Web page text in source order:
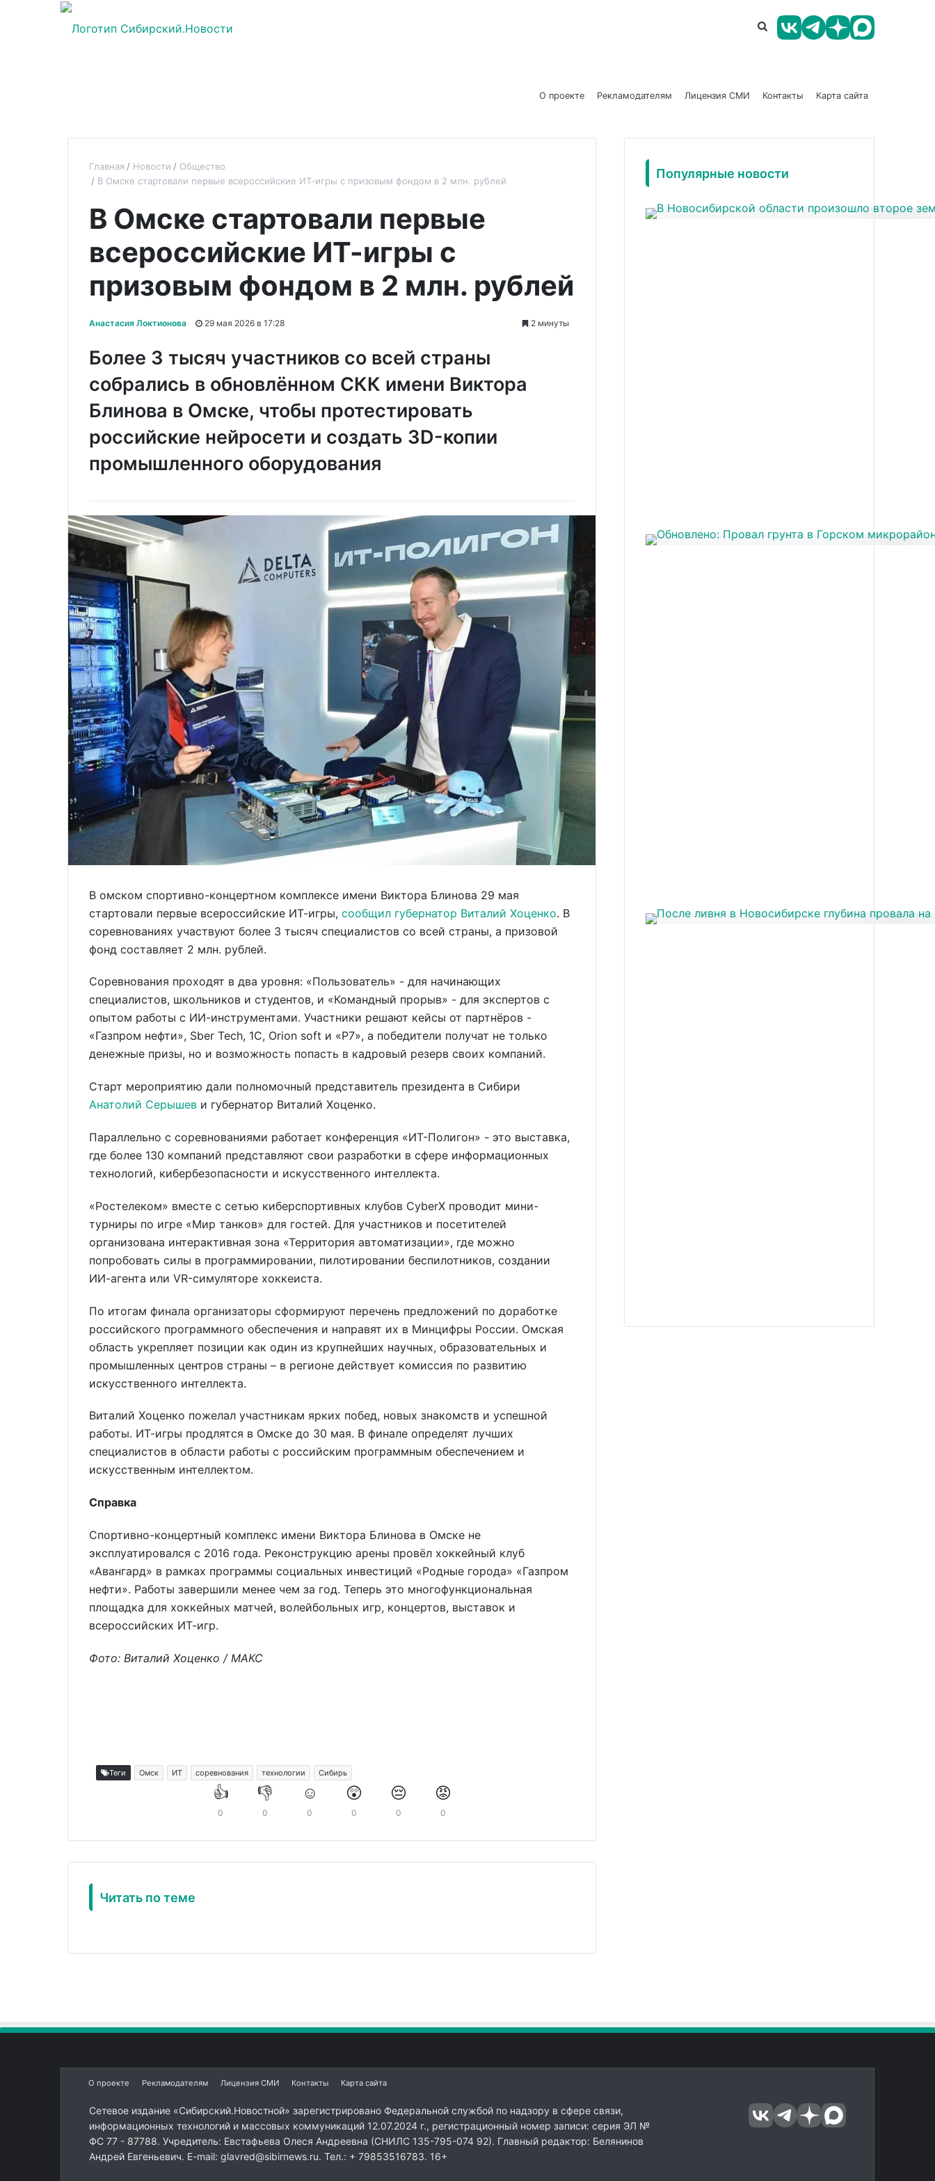
О проекте Рекламодателям Лицензия СМИ Контакты Карта сайта
Главная Новости
Общество
В Омске стартовали первые всероссийские ИТ-игры с призовым фондом в 2 млн. рублей
В Омске стартовали первые
всероссийские ИТ-игры с
призовым фондом в 2 млн. рублей
Анастасия Локтионова 29 мая 2026 в 17:28 2 минуты
Более 3 тысяч участников со всей страны
собрались в обновлённом СКК имени Виктора
Блинова в Омске, чтобы протестировать
российские нейросети и создать 3D-копии
промышленного оборудования
В омском спортивно-концертном комплексе имени Виктора Блинова 29 мая
стартовали первые всероссийские ИТ-игры, сообщил губернатор Виталий Хоценко. В
соревнованиях участвуют более 3 тысяч специалистов со всей страны, а призовой
фонд составляет 2 млн. рублей.
Соревнования проходят в два уровня: «Пользователь» - для начинающих
специалистов, школьников и студентов, и «Командный прорыв» - для экспертов с
опытом работы с ИИ-инструментами. Участники решают кейсы от партнёров -
«Газпром нефти», Sber Tech, 1С, Orion soft и «Р7», а победители получат не только
денежные призы, но и возможность попасть в кадровый резерв своих компаний.
Старт мероприятию дали полномочный представитель президента в Сибири
Анатолий Серышев и губернатор Виталий Хоценко.
Параллельно с соревнованиями работает конференция «ИТ-Полигон» - это выставка,
где более 130 компаний представляют свои разработки в сфере информационных
технологий, кибербезопасности и искусственного интеллекта.
«Ростелеком» вместе с сетью киберспортивных клубов CyberX проводит мини-
турниры по игре «Мир танков» для гостей. Для участников и посетителей
организована интерактивная зона «Территория автоматизации», где можно
попробовать силы в программировании, пилотировании беспилотников, создании
ИИ-агента или VR-симуляторе хоккеиста.
По итогам финала организаторы сформируют перечень предложений по доработке
российского программного обеспечения и направят их в Минцифры России. Омская
область укрепляет позиции как один из крупнейших научных, образовательных и
промышленных центров страны – в регионе действует комиссия по развитию
искусственного интеллекта.
Виталий Хоценко пожелал участникам ярких побед, новых знакомств и успешной
работы. ИТ-игры продлятся в Омске до 30 мая. В финале определят лучших
специалистов в области работы с российским программным обеспечением и
искусственным интеллектом.
Справка
Спортивно-концертный комплекс имени Виктора Блинова в Омске не
эксплуатировался с 2016 года. Реконструкцию арены провёл хоккейный клуб
«Авангард» в рамках программы социальных инвестиций «Родные города» «Газпром
нефти». Работы завершили менее чем за год. Теперь это многофункциональная
площадка для хоккейных матчей, волейбольных игр, концертов, выставок и
всероссийских ИТ-игр.
Фото: Виталий Хоценко / МАКС
Теги Омск ИТ соревнования технологии Сибирь
👍
0
👎
0
☺️
0
😲
0
😔
0
😡
0
Читать по теме
Популярные новости
О проекте Рекламодателям Лицензия СМИ Контакты Карта сайта
Сетевое издание «Сибирский.Новостной» зарегистрировано Федеральной службой по надзору в сфере связи,
информационных технологий и массовых коммуникаций 12.07.2024 г., регистрационный номер записи: серия ЭЛ №
ФС 77 - 87788. Учредитель: Евстафьева Олеся Андреевна (СНИЛС 135-795-074 92). Главный редактор: Белянинов
Андрей Евгеньевич. E-mail: glavred@sibirnews.ru. Тел.: + 79853516783. 16+